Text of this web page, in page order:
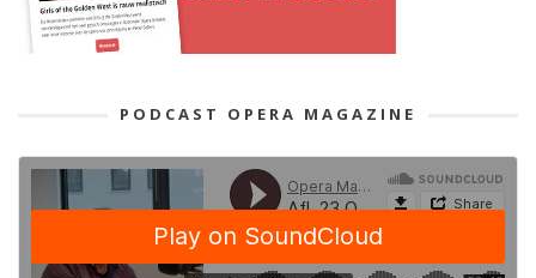
PODCAST OPERA MAGAZINE